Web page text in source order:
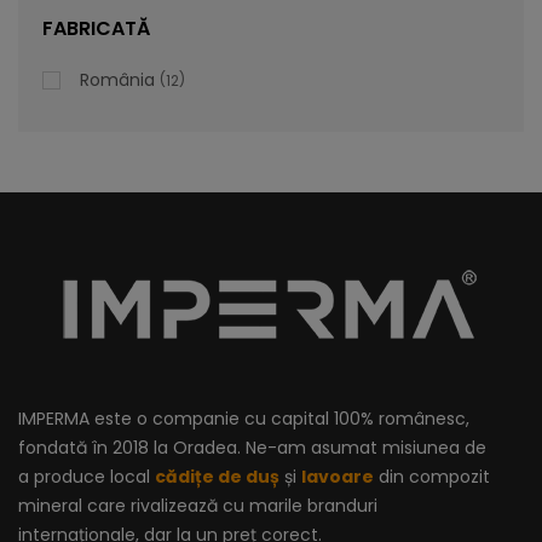
De la996,47
FABRICATĂ
România 12
IMPERMA este o companie cu capital 100% românesc,
fondată în 2018 la Oradea. Ne-am asumat misiunea de
a produce local cădițe de duș și lavoare din compozit
mineral care rivalizează cu marile branduri
internaționale, dar la un preț corect.